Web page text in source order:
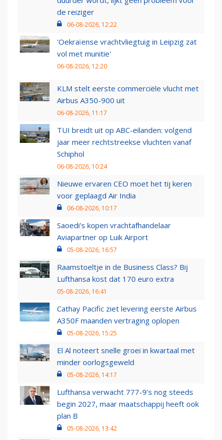
de reiziger
06-08-2026, 12:22
'Oekraïense vrachtvliegtuig in Leipzig zat
vol met munitie'
06-08-2026, 12:20
KLM stelt eerste commerciële vlucht met
Airbus A350-900 uit
06-08-2026, 11:17
TUI breidt uit op ABC-eilanden: volgend
jaar meer rechtstreekse vluchten vanaf
Schiphol
06-08-2026, 10:24
Nieuwe ervaren CEO moet het tij keren
voor geplaagd Air India
06-08-2026, 10:17
Saoedi’s kopen vrachtafhandelaar
Aviapartner op Luik Airport
05-08-2026, 16:57
Raamstoeltje in de Business Class? Bij
Lufthansa kost dat 170 euro extra
05-08-2026, 16:41
Cathay Pacific ziet levering eerste Airbus
A350F maanden vertraging oplopen
05-08-2026, 15:25
El Al noteert snelle groei in kwartaal met
minder oorlogsgeweld
05-08-2026, 14:17
Lufthansa verwacht 777-9’s nog steeds
begin 2027, maar maatschappij heeft ook
plan B
05-08-2026, 13:42